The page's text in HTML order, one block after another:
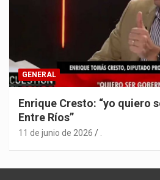
GENERAL
Enrique Cresto: “yo quiero
Entre Ríos”
11 de junio de 2026